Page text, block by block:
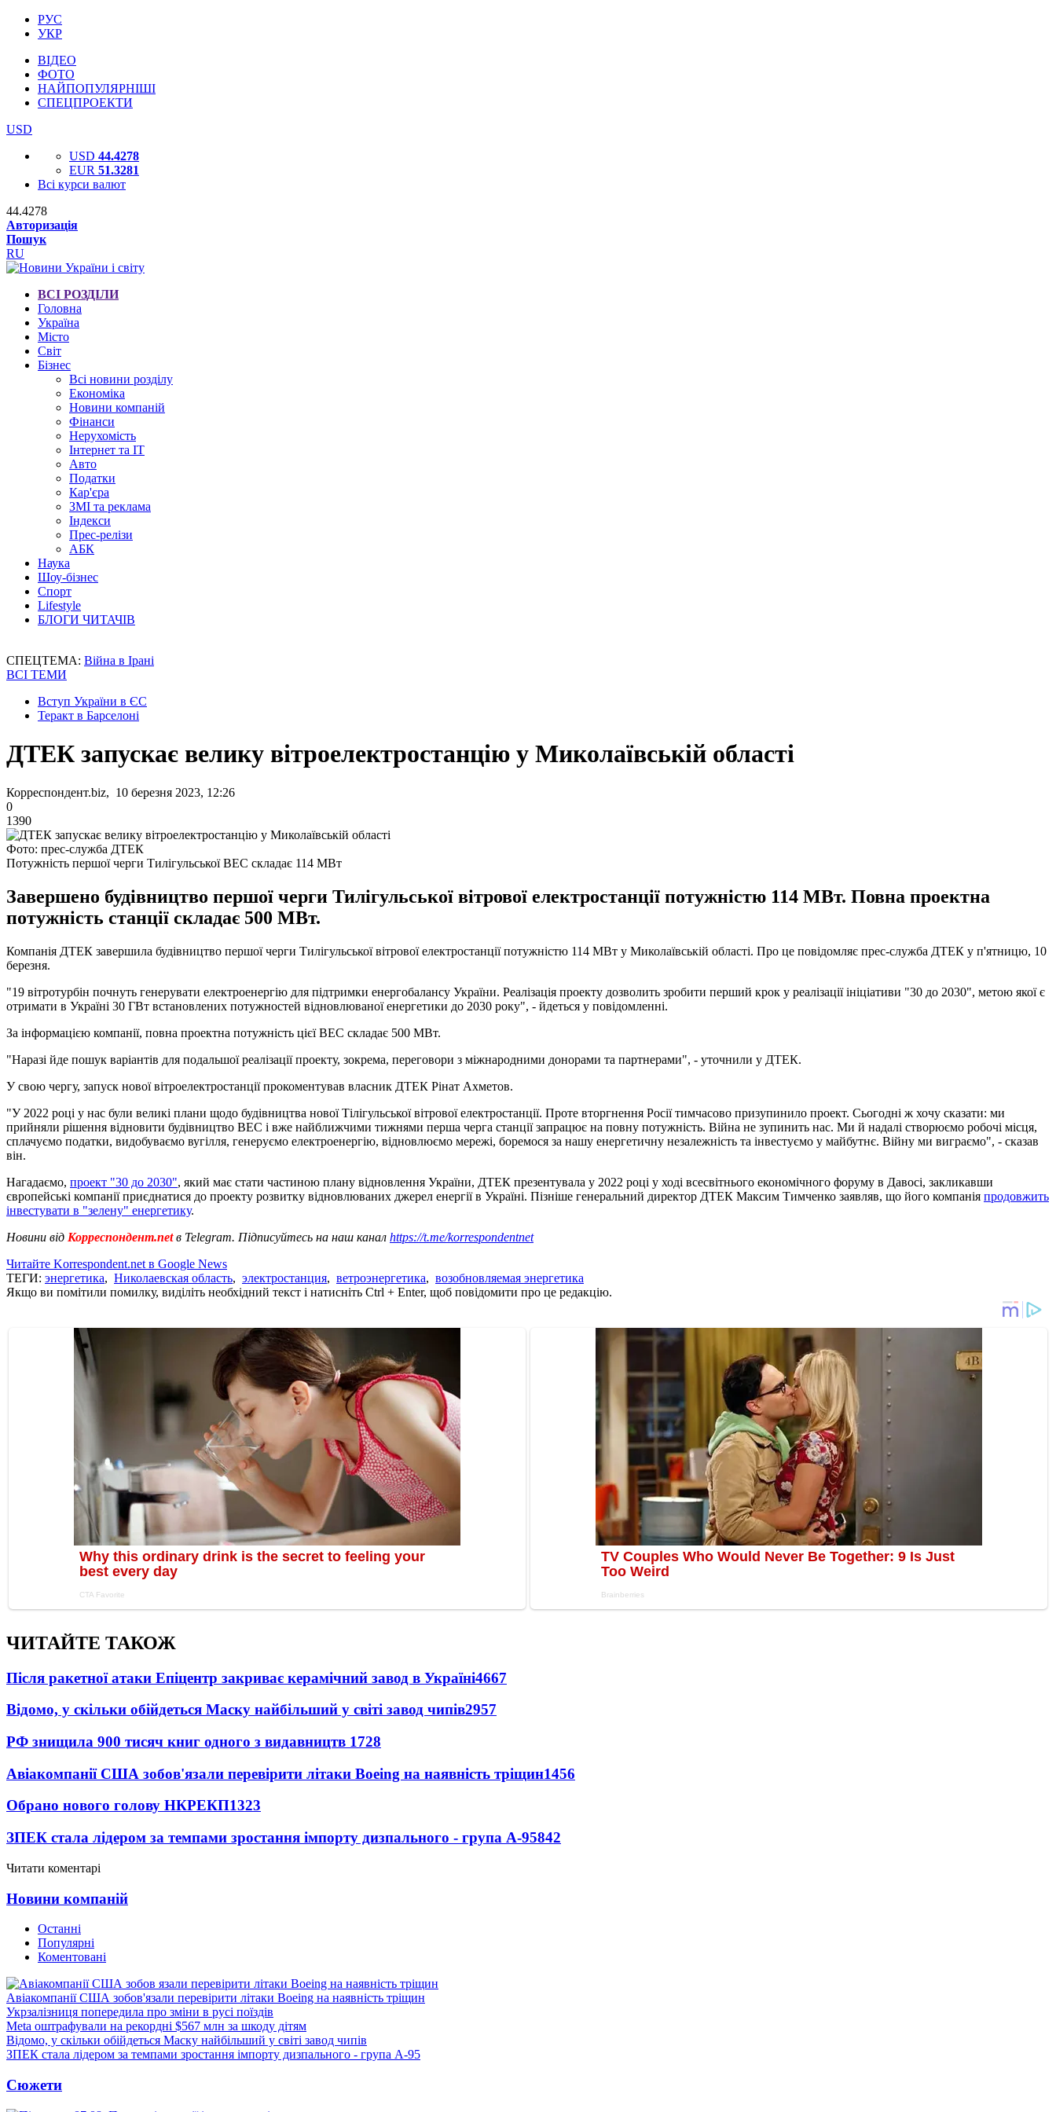
РУС
УКР
ВІДЕО
ФОТО
НАЙПОПУЛЯРНІШІ
СПЕЦПРОЕКТИ
USD
USD 44.4278
EUR 51.3281
Всі курси валют
44.4278
Авторизація
Пошук
RU
ВСІ РОЗДІЛИ
Головна
Україна
Місто
Світ
Бізнес
Всі новини розділу
Економіка
Новини компаній
Фінанси
Нерухомість
Інтернет та IT
Авто
Податки
Кар'єра
ЗМІ та реклама
Індекси
Прес-релізи
АБК
Наука
Шоу-бізнес
Спорт
Lifestyle
БЛОГИ ЧИТАЧІВ
СПЕЦТЕМА: Війна в Ірані
ВСІ ТЕМИ
Вступ України в ЄС
Теракт в Барселоні
ДТЕК запускає велику вітроелектростанцію у Миколаївській області
Корреспондент.biz, 10 березня 2023, 12:26
0
1390
Фото: прес-служба ДТЕК
Потужність першої черги Тилігульської ВЕС складає 114 МВт
Завершено будівництво першої черги Тилігульської вітрової електростанції потужністю 114 МВт. Повна проектна
потужність станції складає 500 МВт.
Компанія ДТЕК завершила будівництво першої черги Тилігульської вітрової електростанції потужністю 114 МВт у Миколаївській області. Про це повідомляє прес-служба ДТЕК у п'ятницю, 10
березня.
"19 вітротурбін почнуть генерувати електроенергію для підтримки енергобалансу України. Реалізація проекту дозволить зробити перший крок у реалізації ініціативи "30 до 2030", метою якої є
отримати в Україні 30 ГВт встановлених потужностей відновлюваної енергетики до 2030 року", - йдеться у повідомленні.
За інформацією компанії, повна проектна потужність цієї ВЕС складає 500 МВт.
"Наразі йде пошук варіантів для подальшої реалізації проекту, зокрема, переговори з міжнародними донорами та партнерами", - уточнили у ДТЕК.
У свою чергу, запуск нової вітроелектростанції прокоментував власник ДТЕК Рінат Ахметов.
"У 2022 році у нас були великі плани щодо будівництва нової Тілігульської вітрової електростанції. Проте вторгнення Росії тимчасово призупинило проект. Сьогодні ж хочу сказати: ми
прийняли рішення відновити будівництво ВЕС і вже найближчими тижнями перша черга станції запрацює на повну потужність. Війна не зупинить нас. Ми й надалі створюємо робочі місця,
сплачуємо податки, видобуваємо вугілля, генеруємо електроенергію, відновлюємо мережі, боремося за нашу енергетичну незалежність та інвестуємо у майбутнє. Війну ми виграємо", - сказав
він.
Нагадаємо, проект "30 до 2030", який має стати частиною плану відновлення України, ДТЕК презентувала у 2022 році у ході всесвітнього економічного форуму в Давосі, закликавши
європейські компанії приєднатися до проекту розвитку відновлюваних джерел енергії в Україні. Пізніше генеральний директор ДТЕК Максим Тимченко заявляв, що його компанія продовжить
інвестувати в "зелену" енергетику.
Новини від Корреспондент.netв Telegram. Підписуйтесь на наш канал https://t.me/korrespondentnet
Читайте Korrespondent.net в Google News
ТЕГИ: энергетика, Николаевская область, электростанция, ветроэнергетика, возобновляемая энергетика
Якщо ви помітили помилку, виділіть необхідний текст і натисніть Ctrl + Enter, щоб повідомити про це редакцію.
ЧИТАЙТЕ ТАКОЖ
Після ракетної атаки Епіцентр закриває керамічний завод в Україні4667
Відомо, у скільки обійдеться Маску найбільший у світі завод чипів2957
РФ знищила 900 тисяч книг одного з видавництв 1728
Авіакомпанії США зобов'язали перевірити літаки Boeing на наявність тріщин1456
Обрано нового голову НКРЕКП1323
ЗПЕК стала лідером за темпами зростання імпорту дизпального - група А-95842
Читати коментарі
Новини компаній
Останні
Популярні
Коментовані
Авіакомпанії США зобов'язали перевірити літаки Boeing на наявність тріщин
Укрзалізниця попередила про зміни в русі поїздів
Meta оштрафували на рекордні $567 млн за шкоду дітям
Відомо, у скільки обійдеться Маску найбільший у світі завод чипів
ЗПЕК стала лідером за темпами зростання імпорту дизпального - група А-95
Сюжети